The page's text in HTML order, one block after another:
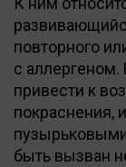
повторного
с
привести к
покраснения,
быть вызван